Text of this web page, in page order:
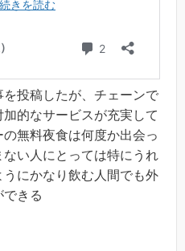
投稿したが、チェーンで
的なサービスが充実して
無料夜食は何度か出会っ
い人にとっては特にうれ
にかなり飲む人間でも外
できる